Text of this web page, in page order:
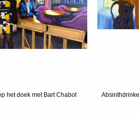
het doek met Bart Chabot